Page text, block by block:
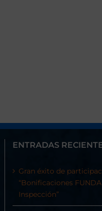
ENTRADAS
Gran éxito de
“Bonificaciones
Inspección”